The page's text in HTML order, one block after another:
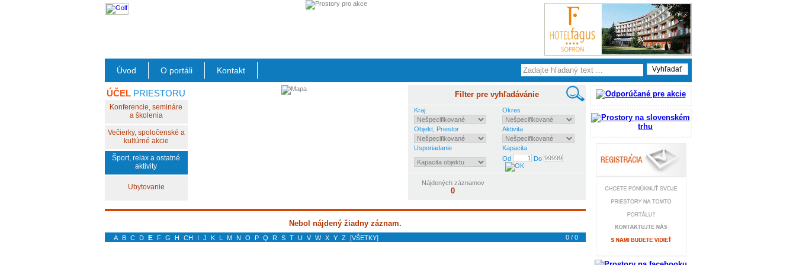
Úvod O portáli Kontakt
ÚČEL PRIESTORU
Konferencie, semináre
a školenia
Večierky, spoločenské a
kultúrné akcie
Šport, relax a ostatné
aktivity
Ubytovanie
Filter pre vyhľadávánie
Kraj Okres
Objekt, Priestor Aktivita
Usporiadanie
Kapacita
Od
Do
Nájdených záznamov
0
Nebol nájdený žiadny záznam.
A B C D E F G H CH I J K L M N O P Q R S T U V W X Y Z [VŠETKY] 0 / 0